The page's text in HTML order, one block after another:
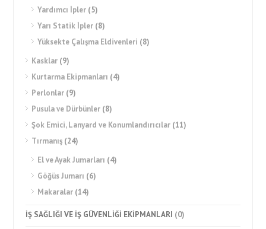
Yardımcı İpler (5)
Yarı Statik İpler (8)
Yüksekte Çalışma Eldivenleri (8)
Kasklar (9)
Kurtarma Ekipmanları (4)
Perlonlar (9)
Pusula ve Dürbünler (8)
Şok Emici, Lanyard ve Konumlandırıcılar (11)
Tırmanış (24)
El ve Ayak Jumarları (4)
Göğüs Jumarı (6)
Makaralar (14)
İŞ SAĞLIĞI VE İŞ GÜVENLİĞİ EKİPMANLARI (0)